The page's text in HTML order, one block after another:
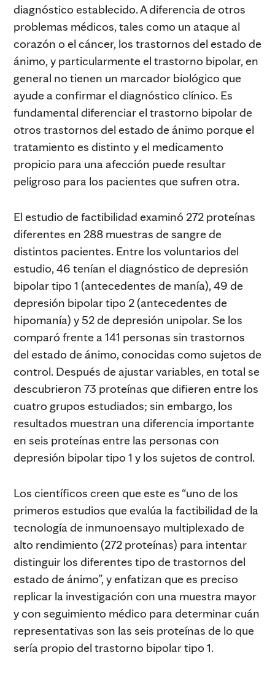
diagnóstico establecido. A diferencia de otros
problemas médicos, tales como un ataque al
corazón o el cáncer, los trastornos del estado de
ánimo, y particularmente el trastorno bipolar, en
general no tienen un marcador biológico que
ayude a confirmar el diagnóstico clínico. Es
fundamental diferenciar el trastorno bipolar de
otros trastornos del estado de ánimo porque el
tratamiento es distinto y el medicamento
propicio para una afección puede resultar
peligroso para los pacientes que sufren otra.
El estudio de factibilidad examinó 272 proteínas
diferentes en 288 muestras de sangre de
distintos pacientes. Entre los voluntarios del
estudio, 46 tenían el diagnóstico de depresión
bipolar tipo 1 (antecedentes de manía), 49 de
depresión bipolar tipo 2 (antecedentes de
hipomanía) y 52 de depresión unipolar. Se los
comparó frente a 141 personas sin trastornos
del estado de ánimo, conocidas como sujetos de
control. Después de ajustar variables, en total se
descubrieron 73 proteínas que difieren entre los
cuatro grupos estudiados; sin embargo, los
resultados muestran una diferencia importante
en seis proteínas entre las personas con
depresión bipolar tipo 1 y los sujetos de control.
Los científicos creen que este es “uno de los
primeros estudios que evalúa la factibilidad de la
tecnología de inmunoensayo multiplexado de
alto rendimiento (272 proteínas) para intentar
distinguir los diferentes tipo de trastornos del
estado de ánimo”, y enfatizan que es preciso
replicar la investigación con una muestra mayor
y con seguimiento médico para determinar cuán
representativas son las seis proteínas de lo que
sería propio del trastorno bipolar tipo 1.